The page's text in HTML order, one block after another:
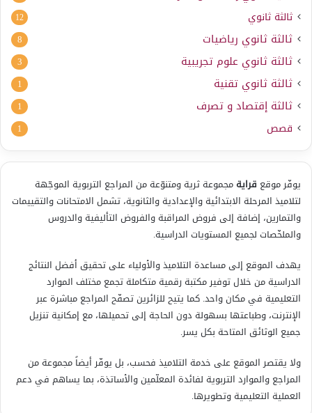
ثالثة ثانوي 12
ثالثة ثانوي رياضيات 8
ثالثة ثانوي علوم تجريبية 3
ثالثة ثانوي تقنية 1
ثالثة إقتصاد و تصرف 1
قصص 1
يوفّر موقع قرايةمجموعة ثرية ومتنوّعة من المراجع التربوية الموجّهة
لتلاميذ المرحلة الابتدائية والإعدادية والثانوية، تشمل الامتحانات والتقييمات
والتمارين، إضافة إلى فروض المراقبة والفروض التأليفية والدروس
والملخّصات لجميع المستويات الدراسية.
يهدف الموقع إلى مساعدة التلاميذ والأولياء على تحقيق أفضل النتائج
الدراسية من خلال توفير مكتبة رقمية متكاملة تجمع مختلف الموارد
التعليمية في مكان واحد. كما يتيح للزائرين تصفّح المراجع مباشرة عبر
الإنترنت، وطباعتها بسهولة دون الحاجة إلى تحميلها، مع إمكانية تنزيل
جميع الوثائق المتاحة بكل يسر.
ولا يقتصر الموقع على خدمة التلاميذ فحسب، بل يوفّر أيضاً مجموعة من
المراجع والموارد التربوية لفائدة المعلّمين والأساتذة، بما يساهم في دعم
العملية التعليمية وتطويرها.